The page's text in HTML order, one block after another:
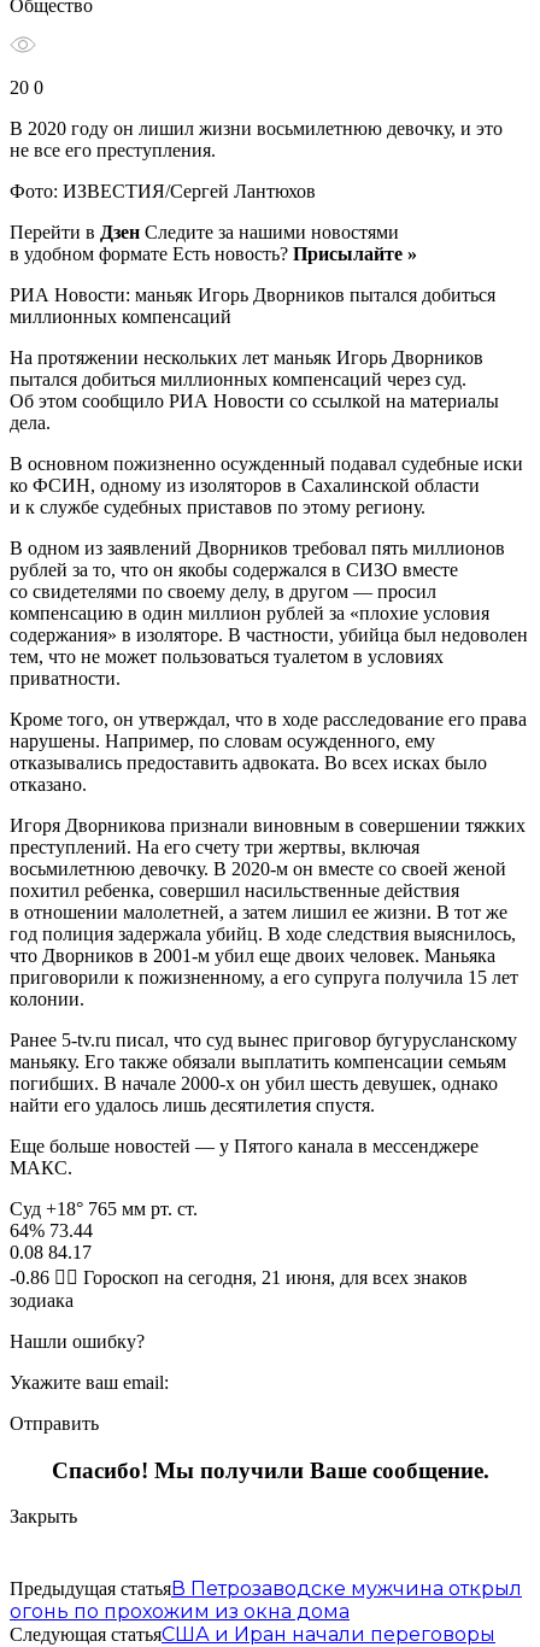
Общество
20 0
В 2020 году он лишил жизни восьмилетнюю девочку, и это
не все его преступления.
Фото: ИЗВЕСТИЯ/Сергей Лантюхов
Перейти в Дзен Следите за нашими новостями
в удобном формате Есть новость? Присылайте »
РИА Новости: маньяк Игорь Дворников пытался добиться
миллионных компенсаций
На протяжении нескольких лет маньяк Игорь Дворников
пытался добиться миллионных компенсаций через суд.
Об этом сообщило РИА Новости со ссылкой на материалы
дела.
В основном пожизненно осужденный подавал судебные иски
ко ФСИН, одному из изоляторов в Сахалинской области
и к службе судебных приставов по этому региону.
В одном из заявлений Дворников требовал пять миллионов
рублей за то, что он якобы содержался в СИЗО вместе
со свидетелями по своему делу, в другом — просил
компенсацию в один миллион рублей за «плохие условия
содержания» в изоляторе. В частности, убийца был недоволен
тем, что не может пользоваться туалетом в условиях
приватности.
Кроме того, он утверждал, что в ходе расследование его права
нарушены. Например, по словам осужденного, ему
отказывались предоставить адвоката. Во всех исках было
отказано.
Игоря Дворникова признали виновным в совершении тяжких
преступлений. На его счету три жертвы, включая
восьмилетнюю девочку. В 2020-м он вместе со своей женой
похитил ребенка, совершил насильственные действия
в отношении малолетней, а затем лишил ее жизни. В тот же
год полиция задержала убийц. В ходе следствия выяснилось,
что Дворников в 2001-м убил еще двоих человек. Маньяка
приговорили к пожизненному, а его супруга получила 15 лет
колонии.
Ранее 5-tv.ru писал, что суд вынес приговор бугурусланскому
маньяку. Его также обязали выплатить компенсации семьям
погибших. В начале 2000-х он убил шесть девушек, однако
найти его удалось лишь десятилетия спустя.
Еще больше новостей — у Пятого канала в мессенджере
МАКС.
Суд +18° 765 мм рт. ст.
64% 73.44
0.08 84.17
-0.86 🧙‍♀ Гороскоп на сегодня, 21 июня, для всех знаков
зодиака
Нашли ошибку?
Укажите ваш email:
Отправить
Спасибо! Мы получили Ваше сообщение.
Закрыть
Предыдущая статьяВ Петрозаводске мужчина открыл
огонь по прохожим из окна дома
Следующая статьяСША и Иран начали переговоры